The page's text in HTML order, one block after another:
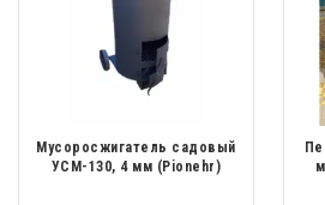
Мусоросжигатель садовый
УСМ-130, 4 мм (Pionehr)